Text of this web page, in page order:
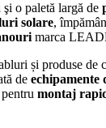
o paletă largă de
solare,
marca
și produse de
de echipamente
pentru montaj